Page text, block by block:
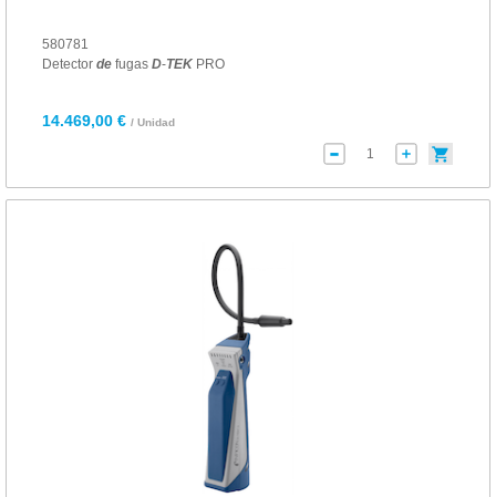
580781
Detector defugas D-TEKPRO
14.469,00 € / Unidad